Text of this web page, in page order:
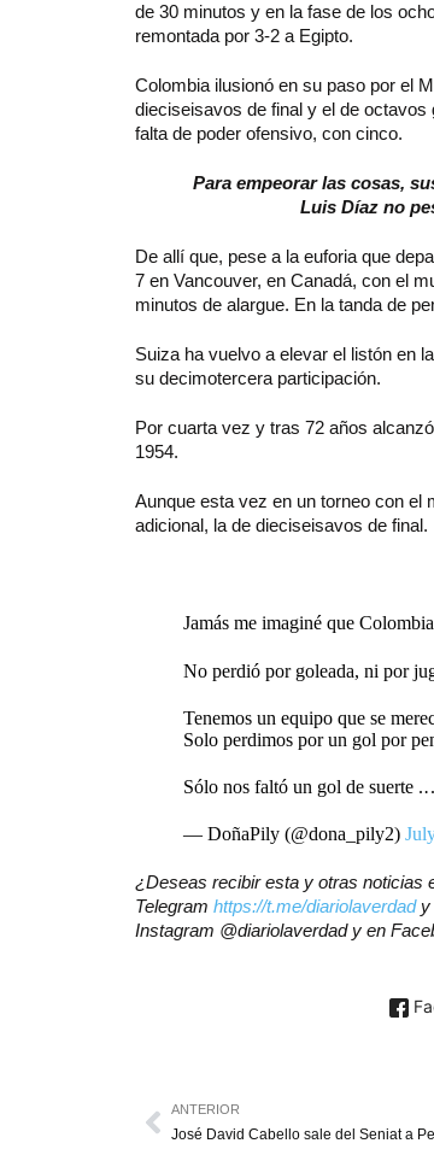
de 30 minutos y en la fase de los
remontada por 3-2 a Egipto.
Colombia ilusionó en su paso por el
dieciseisavos de final y el de
falta de poder ofensivo, con cinco.
Para empeorar las cosas,
Luis Díaz no
De allí que, pese a la euforia que
7 en Vancouver, en Canadá, con el
minutos de alargue. En la tanda de
Suiza ha vuelvo a elevar el listón en
su decimotercera participación.
Por cuarta vez y tras 72 años
1954.
Aunque esta vez en un torneo con el
adicional, la de dieciseisavos de final.
Jamás me imaginé que Colombia
No perdió por goleada, ni por
Tenemos un equipo que se
Solo perdimos por un gol por
Sólo nos faltó un gol de suerte
— DoñaPily (@dona_pily2)
¿Deseas recibir esta y otras noticias
Telegram https://t.me/diariolaverdady
Instagram @diariolaverdad y en
ANTERIOR